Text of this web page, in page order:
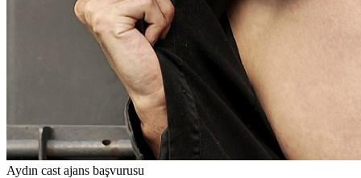
Aydın cast ajans başvurusu